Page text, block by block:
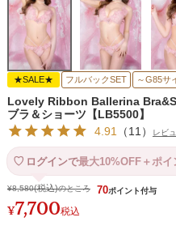
★SALE★ フルバックSET ～G85サ
Lovely Ribbon Ballerina
ブラ＆ショーツ【LB5500】
4.91
（11 ） レビ
ログインで最大10%OFF＋ポイ
¥8,580 のところ
¥7,700税込
70